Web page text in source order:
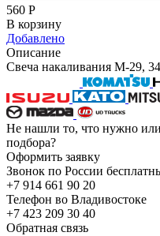
560 Р
В корзину
Добавлено
Описание
Свеча накаливания M-29,
Не нашли то, что нужно
подбора?
Оформить заявку
Звонок по России
+7 914 661 90 20
Телефон во Владивостоке
+7 423 209 30 40
Обратная связь